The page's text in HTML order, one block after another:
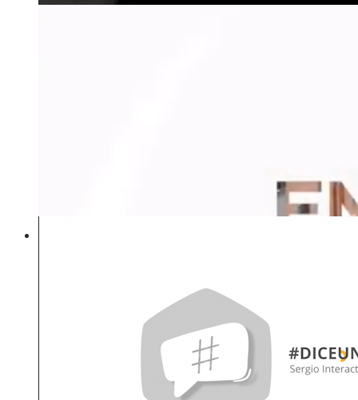
CAMPAÑAS MEDIÁTICAS